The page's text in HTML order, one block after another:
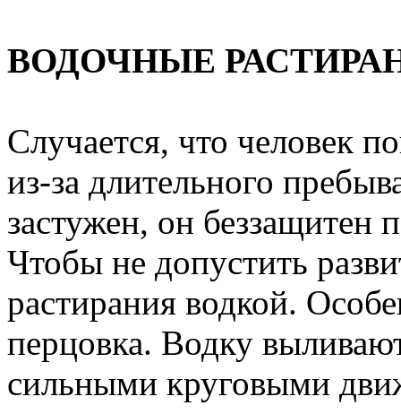
ВОДОЧНЫЕ
Случается, что человек
из-за длительного
застужен, он беззащитен
Чтобы не допустить
растирания водкой.
перцовка. Водку
сильными круговыми